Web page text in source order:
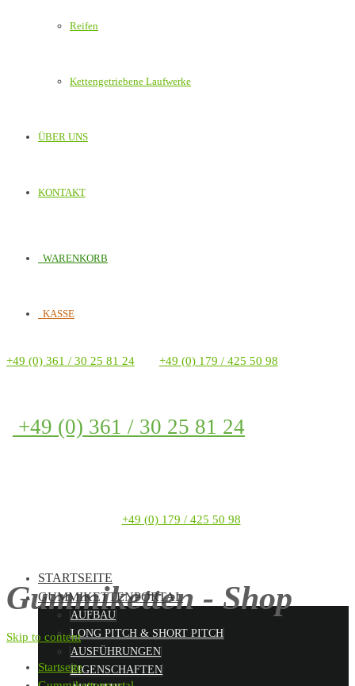
Reifen
Kettengetriebene Laufwerke
ÜBER UNS
KONTAKT
WARENKORB
KASSE
+49 (0) 361 / 30 25 81 24 +49 (0) 179 / 425 50 98
+49 (0) 361 / 30 25 81 24
+49 (0) 179 / 425 50 98
Gummiketten - Shop
STARTSEITE
GUMMIKETTENPORTAL
AUFBAU
LONG PITCH & SHORT PITCH
AUSFÜHRUNGEN
EIGENSCHAFTEN
Skip to content
Startseite